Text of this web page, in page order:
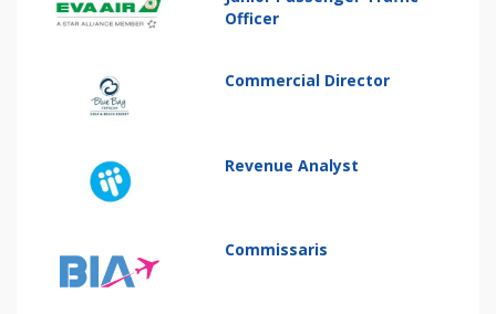
Officer
Commercial Director
Revenue Analyst
Commissaris